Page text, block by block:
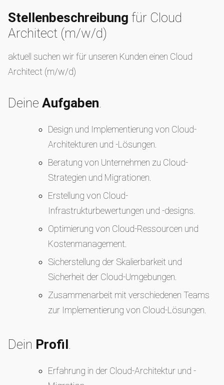
Stellenbeschreibung für Cloud
Architect (m/w/d)
aktuell suchen wir für unseren Kunden einen Cloud
Architect (m/w/d)
Deine Aufgaben.
Design und Implementierung von Cloud-
Architekturen und -Lösungen.
Beratung von Unternehmen zu Cloud-
Strategien und Migrationen.
Erstellung von Cloud-
Infrastrukturbewertungen und -designs.
Optimierung von Cloud-Ressourcen und
Kostenmanagement.
Sicherstellung der Skalierbarkeit und
Sicherheit der Cloud-Umgebungen.
Zusammenarbeit mit verschiedenen Teams
zur Implementierung von Cloud-Lösungen.
Dein Profil.
Erfahrung in der Cloud-Architektur und -